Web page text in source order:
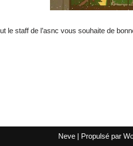
le staff de l’asnc vous souhaite de
Neve | Propulsé par